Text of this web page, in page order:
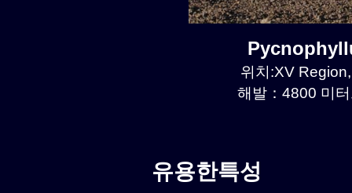
위치:XV
해발：4800 미
유용한특성